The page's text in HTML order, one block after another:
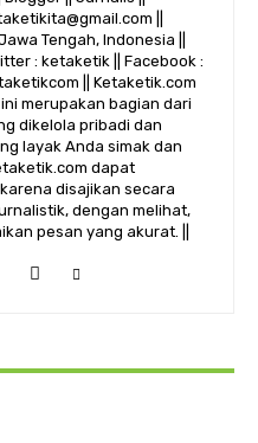
||
Tengah, Indonesia ||
: ketaketik || Facebook :
|| Ketaketik.com
merupakan bagian dari
dikelola pribadi dan
layak Anda simak dan
dapat
disajikan secara
dengan melihat,
pesan yang akurat. ||